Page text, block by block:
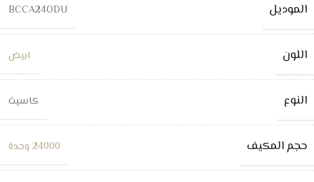
الموديل BCCA24ODU
اللون ابيض
النوع كاسيت
حجم المكيف 24000 وحدة